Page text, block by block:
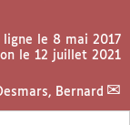
le 8 mai 2017
le 12 juillet 2021
Bernard